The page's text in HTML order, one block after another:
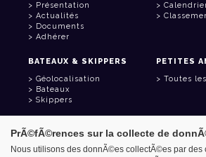
Présentation
Actualités
Documents
Adhérer
BATEAUX & SKIPPERS
Géolocalisation
Bateaux
Skippers
PETITES
Toutes
Espace adhérent
Contact
PrÃ©fÃ©rences sur la collecte de
Nous utilisons des donnÃ©es collectÃ©es par des